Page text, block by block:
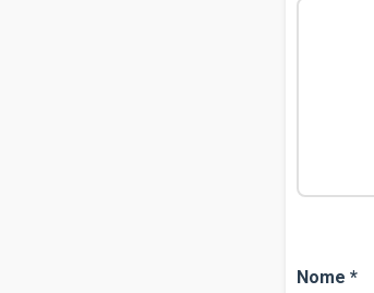
Nome *